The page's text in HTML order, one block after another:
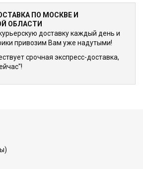
ПО МОСКВЕ И
ОБЛАСТИ
доставку каждый день и
привозим Вам уже надутыми!
срочная экспресс-доставка,